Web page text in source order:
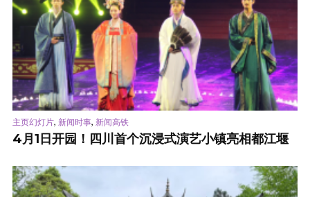
主页幻灯片, 新闻时事, 新闻高铁
4月1日开园！四川首个沉浸式演艺小镇亮相都江堰